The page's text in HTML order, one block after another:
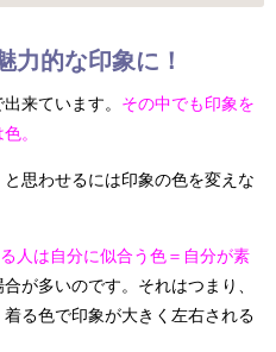
力的な印象に！
来ています。 その中でも印象を
。
思わせるには印象の色を変えな
人は自分に似合う色＝自分が素
合が多いのです。それはつまり、
る色で印象が大きく左右される